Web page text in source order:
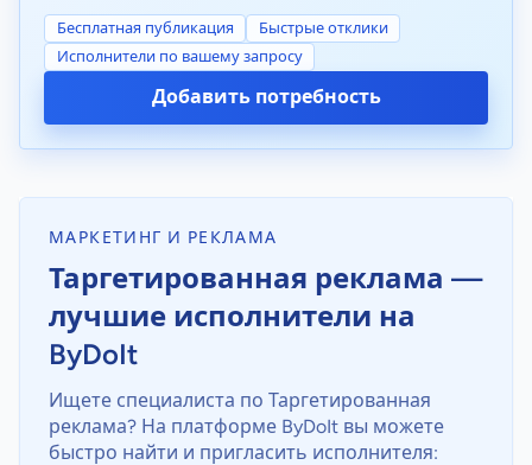
Бесплатная публикация
Быстрые отклики
Исполнители по вашему запросу
Добавить потребность
МАРКЕТИНГ И РЕКЛАМА
Таргетированная реклама —
лучшие исполнители на
ByDoIt
Ищете специалиста по Таргетированная
реклама? На платформе ByDoIt вы можете
быстро найти и пригласить исполнителя: